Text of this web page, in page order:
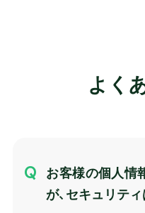
よく
お客様の個人情
が、セキュリテ